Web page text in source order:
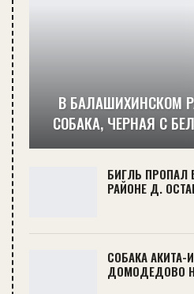
В БАЛАШИХИНСКОМ
СОБАКА, ЧЕРНАЯ С
БИГЛЬ
РАЙОНЕ Д.
СОБАКА АКИТА-
ДОМОДЕДОВО